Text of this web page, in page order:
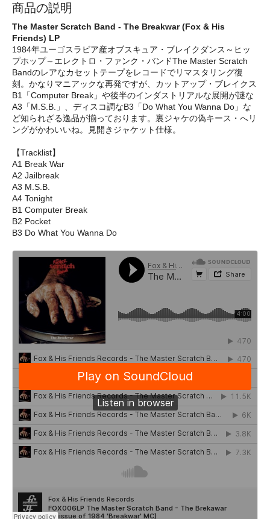
商品の説明
The Master Scratch Band - The Breakwar (Fox & His
Friends) LP
1984年ユーゴスラビア産オブスキュア・ブレイクダンス～ヒッ
プホップ～エレクトロ・ファンク・バンドThe Master Scratch
Bandのレアなカセットテープをレコードでリマスタリング復
刻。かなりマニアックな再発ですが、カットアップ・ブレイクス
B1「Computer Break」や後半のインダストリアルな展開が謎な
A3「M.S.B.」、ディスコ調なB3「Do What You Wanna Do」な
ど知られざる逸品が揃っております。裏ジャケの偽キース・へリ
ングがかわいいね。見開きジャケット仕様。
【Tracklist】
A1 Break War
A2 Jailbreak
A3 M.S.B.
A4 Tonight
B1 Computer Break
B2 Pocket
B3 Do What You Wanna Do